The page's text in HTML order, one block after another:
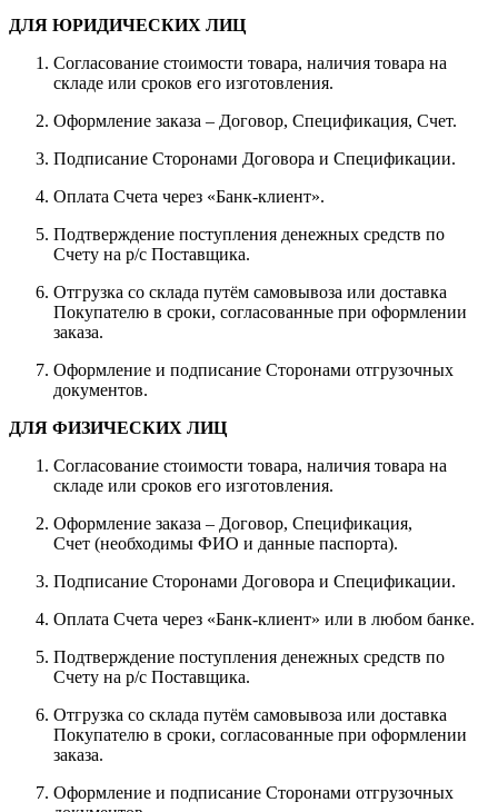
ДЛЯ ЮРИДИЧЕСКИХ ЛИЦ
Согласование стоимости товара, наличия товара на
складе или сроков его изготовления.
Оформление заказа – Договор, Спецификация, Счет.
Подписание Сторонами Договора и Спецификации.
Оплата Счета через «Банк-клиент».
Подтверждение поступления денежных средств по
Счету на р/с Поставщика.
Отгрузка со склада путём самовывоза или доставка
Покупателю в сроки, согласованные при оформлении
заказа.
Оформление и подписание Сторонами отгрузочных
документов.
ДЛЯ ФИЗИЧЕСКИХ ЛИЦ
Согласование стоимости товара, наличия товара на
складе или сроков его изготовления.
Оформление заказа – Договор, Спецификация,
Счет (необходимы ФИО и данные паспорта).
Подписание Сторонами Договора и Спецификации.
Оплата Счета через «Банк-клиент» или в любом банке.
Подтверждение поступления денежных средств по
Счету на р/с Поставщика.
Отгрузка со склада путём самовывоза или доставка
Покупателю в сроки, согласованные при оформлении
заказа.
Оформление и подписание Сторонами отгрузочных